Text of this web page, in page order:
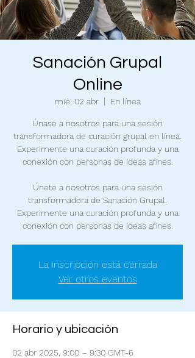
Sanación Grupal
Online
mié, 02 abr
  |
En línea
Únase a nosotros para una sesión
transformadora de curación grupal en línea.
Experimente una curación profunda y una
conexión con personas de ideas afines.
Únete a nosotros para una sesión
transformadora de Sanación Grupal.
Experimente una curación profunda y una
conexión con personas de ideas afines.
La inscripción está cerrada
Ver otros eventos
Horario y ubicación
02 abr 2025, 9:00 – 9:30 GMT-6